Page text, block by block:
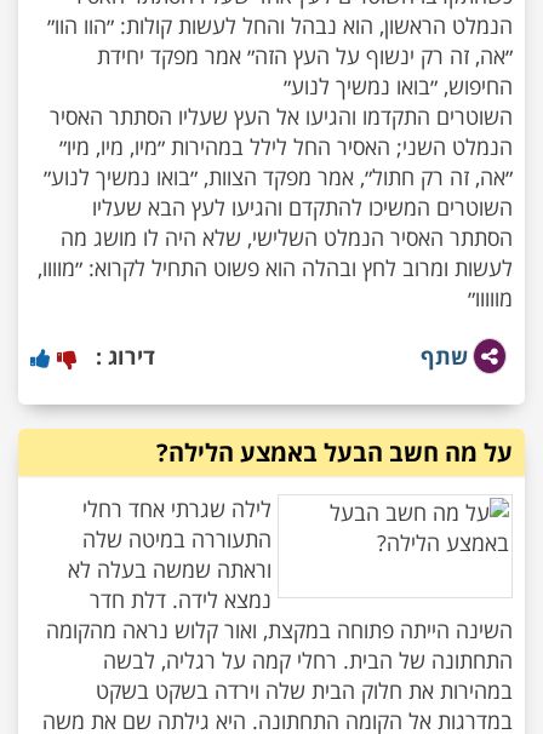
״אה, זה רק ינשוף על העץ הזה״ אמר מפקד יחידת
השוטרים התקדמו והגיעו אל העץ שעליו הסתתר האסיר
השוטרים המשיכו להתקדם והגיעו לעץ הבא שעליו
הסתתר האסיר הנמלט השלישי, שלא היה לו מושג מה
לעשות ומרוב לחץ ובהלה הוא פשוט התחיל לקרוא: ״מוווו,
מווווו״
שתף
דירוג :
על מה חשב הבעל באמצע הלילה?
לילה שגרתי אחד רחלי
התעוררה במיטה שלה
וראתה שמשה בעלה לא
נמצא לידה. דלת חדר
השינה הייתה פתוחה במקצת, ואור קלוש נראה מהקומה
התחתונה של הבית. רחלי קמה על רגליה, לבשה
במהירות את חלוק הבית שלה וירדה בשקט בשקט
במדרגות אל הקומה התחתונה. היא גילתה שם את משה